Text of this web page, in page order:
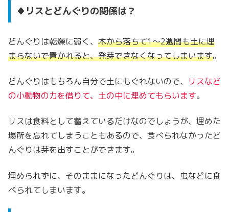
♦リスとどんぐりの関係は？
どんぐりは乾燥に弱く、 木から落ちて1～2週間も土に埋
まらないで置かれると、発芽できなくなってしまいます。
どんぐりはもちろん自分で土にもぐれないので、
リスなど
の小動物の力を借りて、土の中に埋めてもらいます。
リスは食料として蓄えているだけなのでしょうが、埋めた
場所を忘れてしまうこともあるので、食べられなかったど
んぐりは芽を出すことができます。
埋められずに、そのままになったどんぐりは、虫などに食
べられてしまいます。